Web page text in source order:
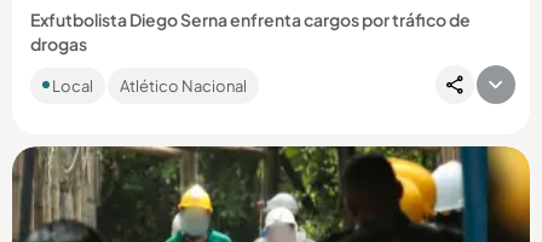
Exfutbolista Diego Serna enfrenta cargos por tráfico de
drogas
Estados Unidos, intentando ingresar pastillas de
Local Atlético Nacional